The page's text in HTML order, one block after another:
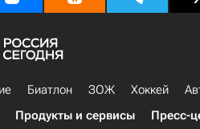
Биатлон ЗОЖ Хоккей
Продукты и сервисы Пресс-